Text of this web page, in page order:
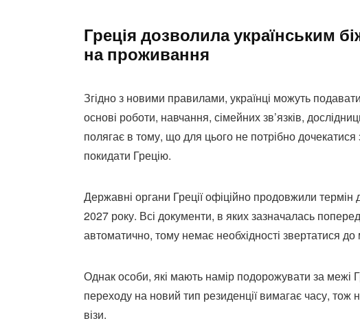
Греція дозволила українським
на проживання
Згідно з новими правилами, українці можуть
основі роботи, навчання, сімейних зв’язків,
полягає в тому, що для цього не потрібно
покидати Грецію.
Державні органи Греції офіційно продовжили термін
2027 року. Всі документи, в яких зазначалась
автоматично, тому немає необхідності звертатися
Однак особи, які мають намір подорожувати за межі
переходу на новий тип резиденції вимагає часу, тож
візи.